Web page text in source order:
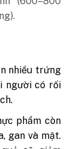
nhiều trứng
người có rối
phẩm còn
gan và mật.